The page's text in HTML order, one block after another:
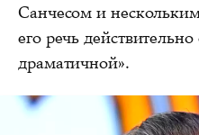
Санчесом и
его речь действительно
драматичной».